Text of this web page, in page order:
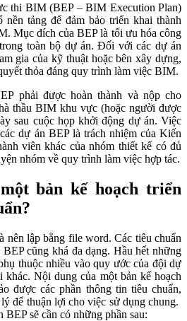
thi BIM (BEP – BIM Execution Plan)
tảng để đảm bảo triển khai thành
Mục đích của BEP là tối ưu hóa công
toàn bộ dự án. Đối với các dự án
gia của kỹ thuật hoặc bên xây dựng,
thỏa đáng quy trình làm việc BIM.
phải được hoàn thành và nộp cho
thầu BIM khu vực (hoặc người được
sau cuộc họp khởi động dự án. Việc
dự án BEP là trách nhiệm của Kiến
viên khác của nhóm thiết kế có đủ
nhóm về quy trình làm việc hợp tác.
bản kế hoạch triển
nên lập bằng file word. Các tiêu chuẩn
cũng khá đa dạng. Hầu hết những
thuộc nhiều vào quy ước của đội dự
Nội dung của một bản kế hoạch
được các phần thông tin tiêu chuẩn,
để thuận lợi cho việc sử dụng chung.
sẽ cần có những phần sau: